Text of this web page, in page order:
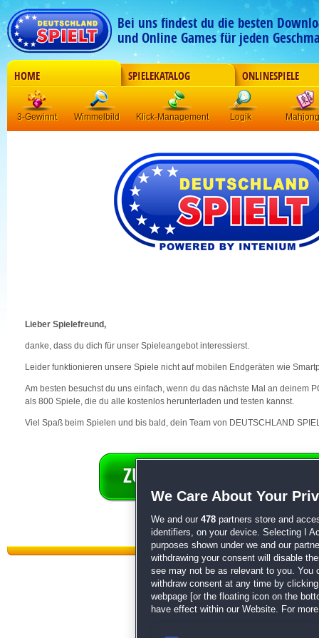
Bei uns findest du die besten
und Online Games für jeden
HOME SPIELEKATALOG ONLINESPIELE
3-Gewinnt Wimmelbild Klick-Management Logik Mahjong
Lieber Spielefreund,
danke, dass du dich für unser Spieleangebot interessierst.
Leider funktionieren unsere Spiele nicht auf mobilen Endgeräten wie
Am besten besuchst du uns einfach, wenn du das nächste Mal an deinem
als 800 Spiele, die du alle kostenlos herunterladen und testen kannst.
Viel Spaß beim Spielen und bis bald, dein Team von DEUTSCHLAND
Datenschutz| AGB|Impressum
We Care About Your
We and our 478 partners store and
identifiers, on your device. Selecting I
purposes shown under we and our
withdrawing your consent will disable
see may not be as relevant to you. You
withdraw consent at any time by
webpage [or the floating icon on the
have effect within our Website. For